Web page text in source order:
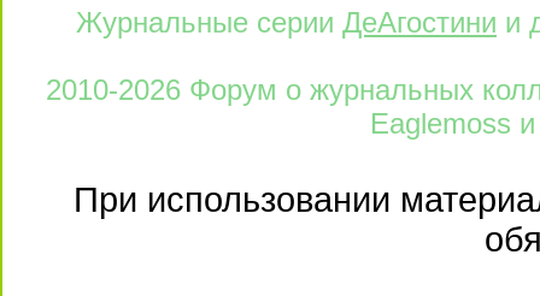
Журнальные серии ДеАгостини и
2010-2026 Форум о журнальных
Eaglemoss и
При использовании